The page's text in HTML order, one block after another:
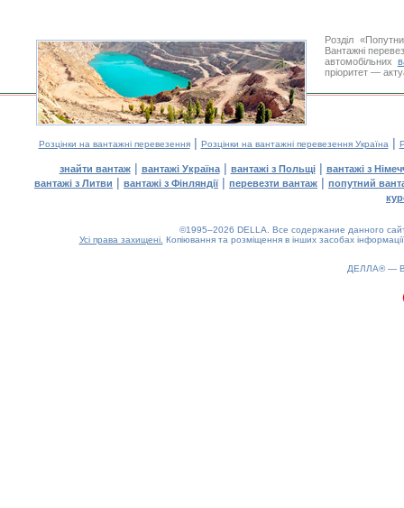
Розділ
Вантажні
автомобільних
пріоритет —
Розцінки на вантажні перевезення| Розцінки на вантажні перевезення Україна |
знайти вантаж| вантажі Україна| вантажі з Польщі| вантажі з
вантажі з Литви | вантажі з Фінляндії| перевезти вантаж | попутний
©1995–2026 DELLA. Все содержание данного
Усі права захищені. Копіювання та розміщення в інших засобах
ДЕЛЛА® —